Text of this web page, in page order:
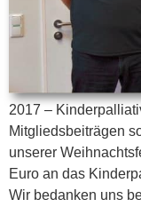
2017 –
Mitgliedsbeiträgen
unserer
Euro an das
Wir bedanken uns